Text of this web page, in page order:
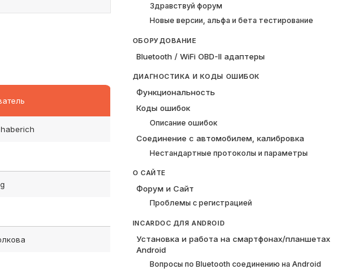
Здравствуй форум
Новые версии, альфа и бета тестирование
ОБОРУДОВАНИЕ
Bluetooth / WiFi OBD-II адаптеры
ДИАГНОСТИКА И КОДЫ ОШИБОК
Функциональность
Коды ошибок
Описание ошибок
Соединение с автомобилем, калибровка
Нестандартные протоколы и параметры
О САЙТЕ
Форум и Сайт
Проблемы с регистрацией
INCARDOC ДЛЯ ANDROID
Установка и работа на смартфонах/планшетах
Android
Вопросы по Bluetooth соединению на Android